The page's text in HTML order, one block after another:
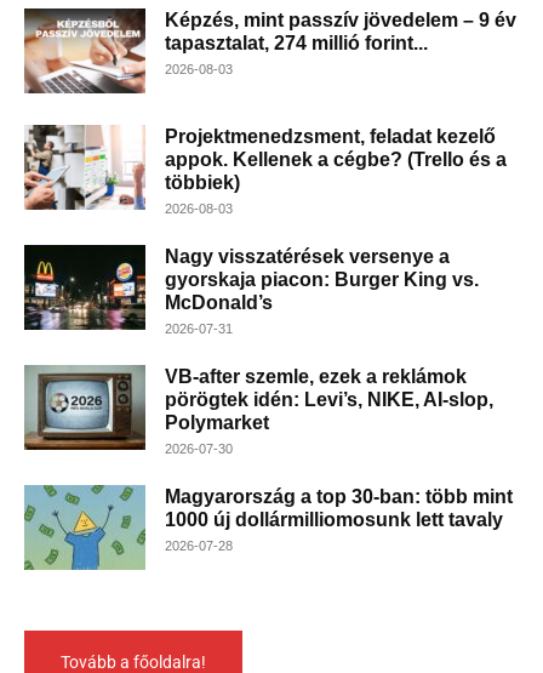
Képzés, mint passzív jövedelem – 9 év
tapasztalat, 274 millió forint...
2026-08-03
Projektmenedzsment, feladat kezelő
appok. Kellenek a cégbe? (Trello és a
többiek)
2026-08-03
Nagy visszatérések versenye a
gyorskaja piacon: Burger King vs.
McDonald’s
2026-07-31
VB-after szemle, ezek a reklámok
pörögtek idén: Levi’s, NIKE, AI-slop,
Polymarket
2026-07-30
Magyarország a top 30-ban: több mint
1000 új dollármilliomosunk lett tavaly
2026-07-28
Tovább a főoldalra!